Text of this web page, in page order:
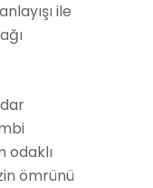
ile
odaklı
ömrünü